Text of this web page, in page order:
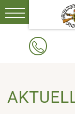
Toggle
navigation